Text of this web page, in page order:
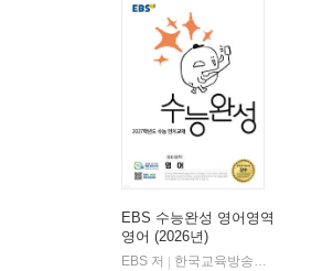
EBS 수능완성 영어영역
영어 (2026년)
EBS 저
한국교육방송공사